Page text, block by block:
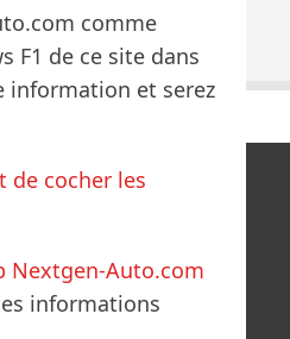
comme
F1 de ce site dans
information et serez
de cocher les
Nextgen-Auto.com
informations